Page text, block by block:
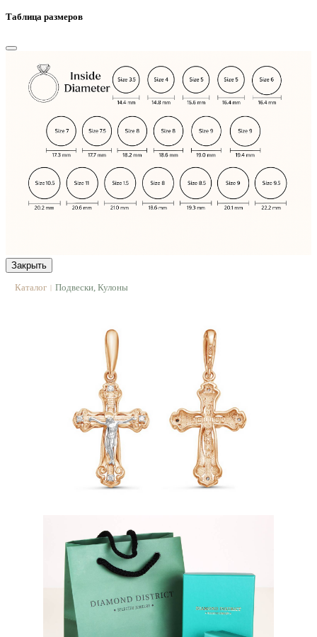
Таблица размеров
Закрыть
Каталог | Подвески, Кулоны